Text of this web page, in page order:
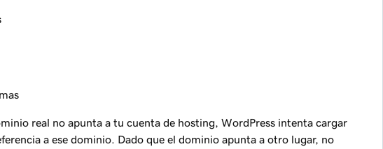
real no apunta a tu cuenta de hosting, WordPress intenta cargar
a ese dominio. Dado que el dominio apunta a otro lugar, no